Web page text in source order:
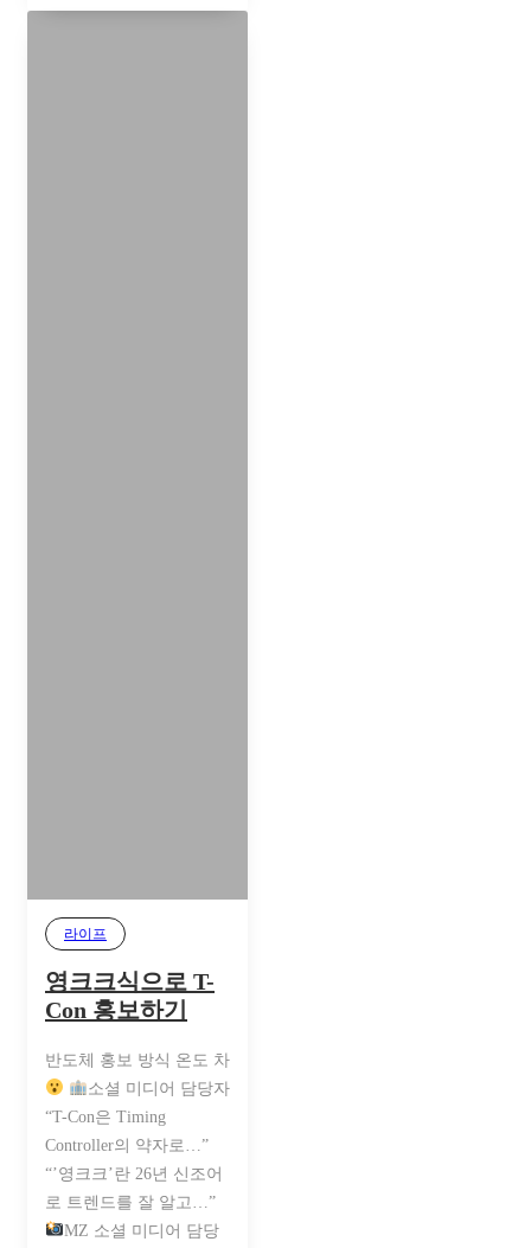
라이프
영크크식으로 T-
Con 홍보하기
반도체 홍보 방식 온도 차
소셜 미디어 담당자
“T-Con은 Timing
Controller의 약자로…”
“’영크크’란 26년 신조어
로 트렌드를 잘 알고…”
MZ 소셜 미디어 담당